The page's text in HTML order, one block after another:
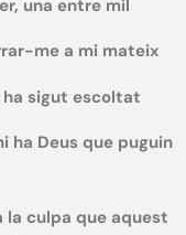
una entre mil
me a mi mateix
ha sigut escoltat
ha Deus que puguin
la culpa que aquest